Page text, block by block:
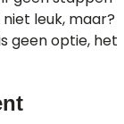
leuk, maar?
geen optie, het